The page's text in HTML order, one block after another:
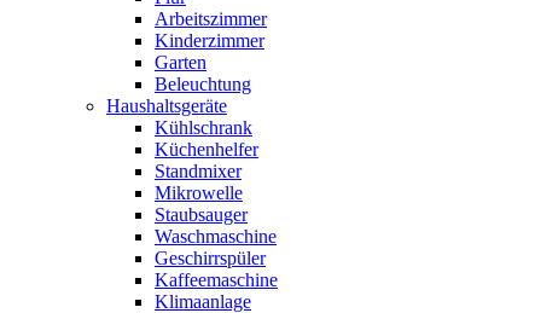
Arbeitszimmer
Kinderzimmer
Garten
Beleuchtung
Haushaltsgeräte
Kühlschrank
Küchenhelfer
Standmixer
Mikrowelle
Staubsauger
Waschmaschine
Geschirrspüler
Kaffeemaschine
Klimaanlage